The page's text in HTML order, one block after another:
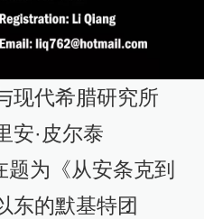
现代希腊研究所
安·皮尔泰
题为《从安条克到
东的默基特团